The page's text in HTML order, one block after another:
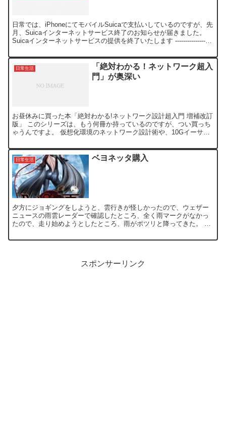
日常では、iPhoneにてモバイルSuicaで支払いしているのですが、先
月、Suicaインターネットサービス終了のお知らせが届きました。
Suicaインターネットサービスの提供を終了いたします -------------------
日常生活
「絶対わかる！ネットワーク超入
門」が奥深い
お昼休みに買った本「絶対わかる!ネットワーク設計超入門 増補改訂
版」 このシリーズは、もう何冊か持っているのですが、つい買っち
ゃうんですよ。 仮想化環境のネットワーク設計術や、10Gイーサ
日常生活 ベヨネッタ購入
夕方にジョギングをしようと、雲行きが怪しかったので、ウェザー
ニュースの雨雲レーダーで確認したところ、全く雨マークがなかっ
たので、走り始めようとしたところ、雨がポツリと降ってきた。 昨
スポンサーリンク